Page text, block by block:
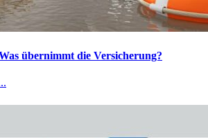
übernimmt die Versicherung?